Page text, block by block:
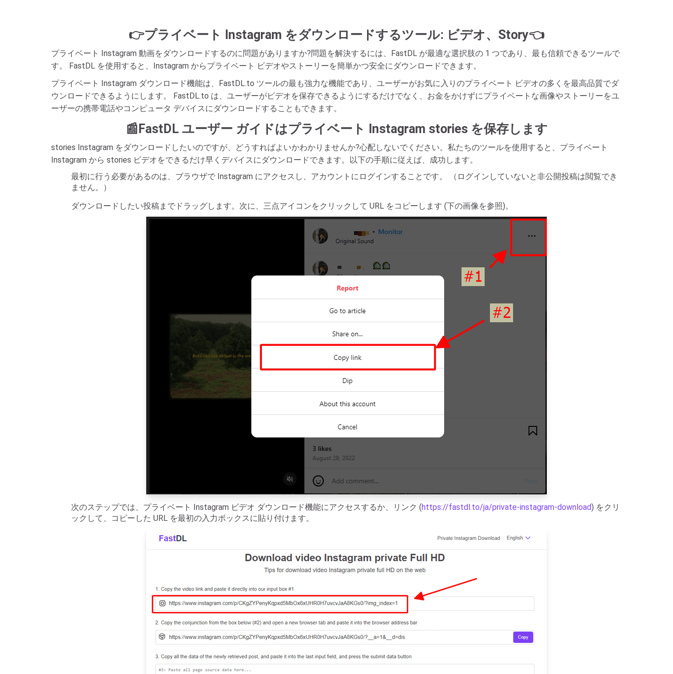
👉プライベート Instagram をダウンロードするツール: ビデオ、Story👈
プライベート Instagram 動画をダウンロードするのに問題がありますか?問題を解決するには、FastDL が最適な選択肢の 1 つであり、最も信頼できるツールで
す。 FastDL を使用すると、Instagram からプライベート ビデオやストーリーを簡単かつ安全にダウンロードできます。
プライベート Instagram ダウンロード機能は、FastDL.to ツールの最も強力な機能であり、ユーザーがお気に入りのプライベート ビデオの多くを最高品質でダ
ウンロードできるようにします。 FastDL.to は、ユーザーがビデオを保存できるようにするだけでなく、お金をかけずにプライベートな画像やストーリーをユ
ーザーの携帯電話やコンピュータ デバイスにダウンロードすることもできます。
📰FastDL ユーザー ガイドはプライベート Instagram stories を保存します
stories Instagram をダウンロードしたいのですが、どうすればよいかわかりませんか?心配しないでください。私たちのツールを使用すると、プライベート
Instagram から stories ビデオをできるだけ早くデバイスにダウンロードできます。以下の手順に従えば、成功します。
最初に行う必要があるのは、ブラウザで Instagram にアクセスし、アカウントにログインすることです。 （ログインしていないと非公開投稿は閲覧でき
ません。）
ダウンロードしたい投稿までドラッグします。次に、三点アイコンをクリックして URL をコピーします (下の画像を参照)。
次のステップでは、プライベート Instagram ビデオ ダウンロード機能にアクセスするか、リンク (https://fastdl.to/ja/private-instagram-download) をクリ
ックして、コピーした URL を最初の入力ボックスに貼り付けます。